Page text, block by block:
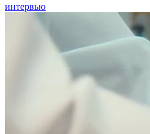
интервью